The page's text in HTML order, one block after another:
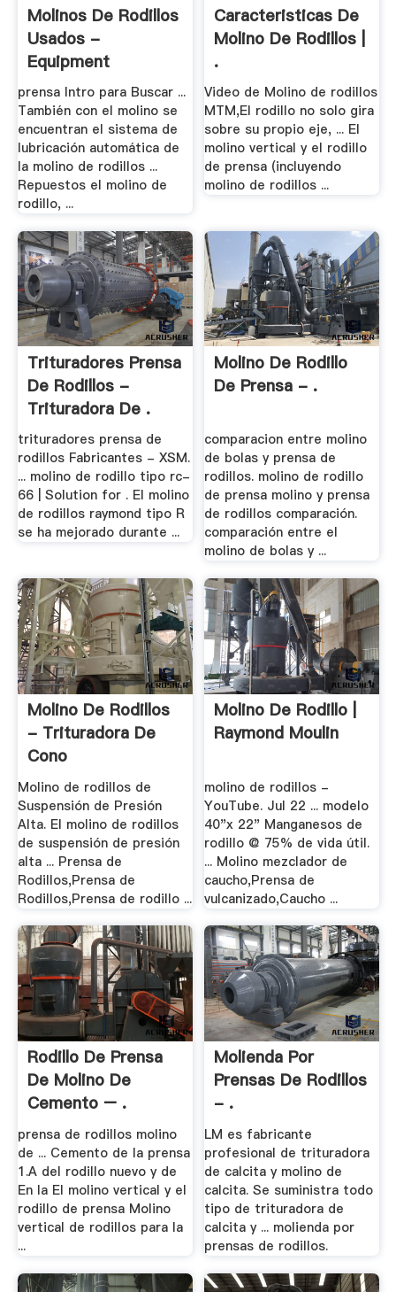
Molinos De Rodillos
Usados -
Equipment
prensa Intro para Buscar ...
También con el molino se
encuentran el sistema de
lubricación automática de
la molino de rodillos ...
Repuestos el molino de
rodillo, ...
Caracteristicas De
Molino De Rodillos |
.
Video de Molino de rodillos
MTM,El rodillo no solo gira
sobre su propio eje, ... El
molino vertical y el rodillo
de prensa (incluyendo
molino de rodillos ...
Trituradores Prensa
De Rodillos -
Trituradora De .
trituradores prensa de
rodillos Fabricantes - XSM.
... molino de rodillo tipo rc-
66 | Solution for . El molino
de rodillos raymond tipo R
se ha mejorado durante ...
Molino De Rodillo
De Prensa - .
comparacion entre molino
de bolas y prensa de
rodillos. molino de rodillo
de prensa molino y prensa
de rodillos comparación.
comparación entre el
molino de bolas y ...
Molino De Rodillos
- Trituradora De
Cono
Molino de rodillos de
Suspensión de Presión
Alta. El molino de rodillos
de suspensión de presión
alta ... Prensa de
Rodillos,Prensa de
Rodillos,Prensa de rodillo ...
Molino De Rodillo |
Raymond Moulin
molino de rodillos -
YouTube. Jul 22 ... modelo
40"x 22" Manganesos de
rodillo @ 75% de vida útil.
... Molino mezclador de
caucho,Prensa de
vulcanizado,Caucho ...
Rodillo De Prensa
De Molino De
Cemento – .
prensa de rodillos molino
de ... Cemento de la prensa
1.A del rodillo nuevo y de
En la El molino vertical y el
rodillo de prensa Molino
vertical de rodillos para la
...
Molienda Por
Prensas De Rodillos
- .
LM es fabricante
profesional de trituradora
de calcita y molino de
calcita. Se suministra todo
tipo de trituradora de
calcita y ... molienda por
prensas de rodillos.